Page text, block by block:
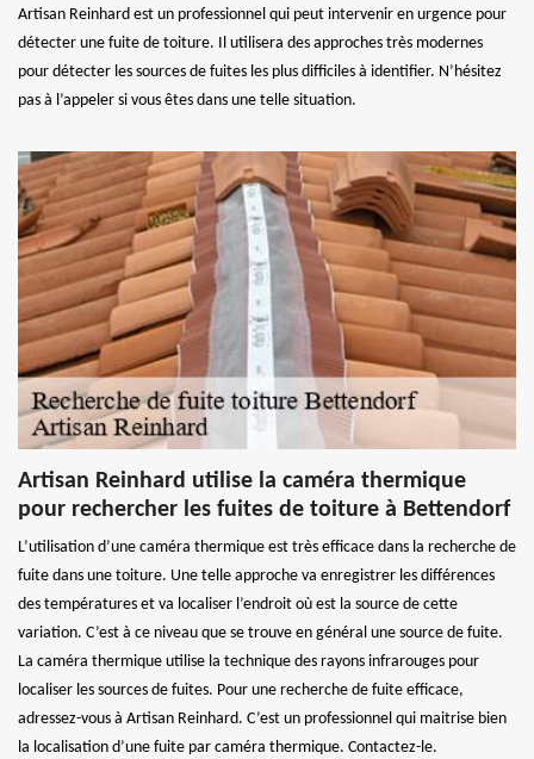
Artisan Reinhard est un professionnel qui peut intervenir en urgence pour
détecter une fuite de toiture. Il utilisera des approches très modernes
pour détecter les sources de fuites les plus difficiles à identifier. N’hésitez
pas à l’appeler si vous êtes dans une telle situation.
Artisan Reinhard utilise la caméra thermique
pour rechercher les fuites de toiture à Bettendorf
L’utilisation d’une caméra thermique est très efficace dans la recherche de
fuite dans une toiture. Une telle approche va enregistrer les différences
des températures et va localiser l’endroit où est la source de cette
variation. C’est à ce niveau que se trouve en général une source de fuite.
La caméra thermique utilise la technique des rayons infrarouges pour
localiser les sources de fuites. Pour une recherche de fuite efficace,
adressez-vous à Artisan Reinhard. C’est un professionnel qui maitrise bien
la localisation d’une fuite par caméra thermique. Contactez-le.